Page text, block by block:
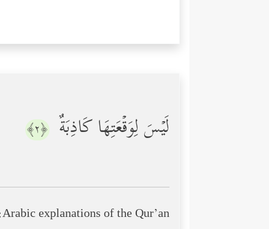
لَیۡسَ لِوَقۡعَتِهَا كَاذِبَةٌ ﴿٢﴾
Arabic explanations of the Qur’an: